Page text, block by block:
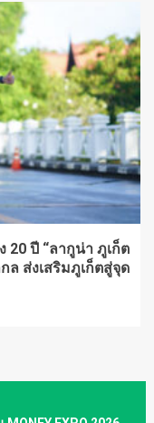
ปี “ลากูน่า ภูเก็ต
ส่งเสริมภูเก็ตสู่จุด